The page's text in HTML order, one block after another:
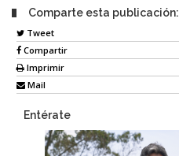
Comparte esta publicación:
Tweet
Compartir
Imprimir
Mail
Entérate